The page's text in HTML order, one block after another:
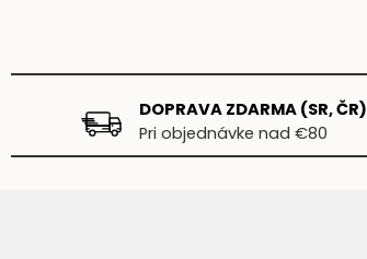
DOPRAVA ZDARMA (SR, ČR)
Pri objednávke nad €80